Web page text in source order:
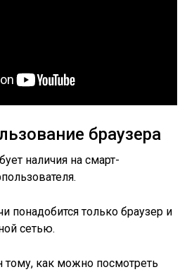
браузера
наличия на смарт-
понадобится только браузер и
сетью.
тому, как можно посмотреть